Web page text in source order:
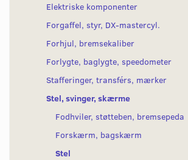
Elektriske komponenter
Forgaffel, styr, DX-mastercyl.
Forhjul, bremsekaliber
Forlygte, baglygte, speedometer
Stafferinger, transférs, mærker
Stel, svinger, skærme
Fodhviler, støtteben, bremsepeda
Forskærm, bagskærm
Stel